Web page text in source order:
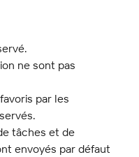
ne sont pas
par les
tâches et de
envoyés par défaut